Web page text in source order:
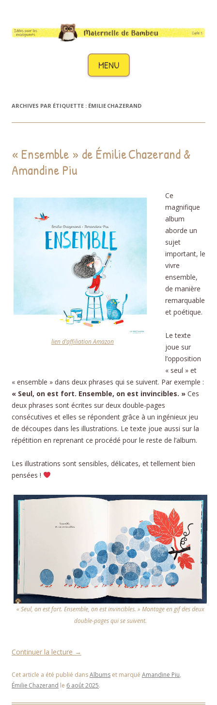
MENU
Aller au contenu
ARCHIVES PAR ÉTIQUETTE : ÉMILIE CHAZERAND
« Ensemble » de Émilie Chazerand &
Amandine Piu
lien d’affiliation Amazon
Ce
magnifique
album
aborde un
sujet
important, le
vivre
ensemble,
de manière
remarquable
et poétique.
Le texte
joue sur
l’opposition
« seul » et
« ensemble » dans deux phrases qui se suivent. Par exemple :
« Seul, on est fort. Ensemble, on est invincibles. » Ces
deux phrases sont écrites sur deux double-pages
consécutives et elles se répondent grâce à un ingénieux jeu
de découpes dans les illustrations. Le texte joue aussi sur la
répétition en reprenant ce procédé pour le reste de l’album.
Les illustrations sont sensibles, délicates, et tellement bien
pensées !
« Seul, on est fort. Ensemble, on est invincibles. » Montage en gif des deux
double-pages qui se suivent.
Continuer la lecture →
Cet article a été publié dansAlbums et marqué Amandine Piu,
Émilie Chazerand le 6 août 2025.